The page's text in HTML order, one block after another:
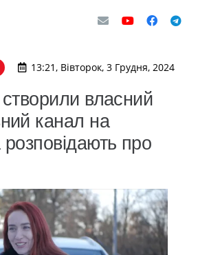
13:21, Вівторок, 3 Грудня, 2024
створили власний
канал на
про